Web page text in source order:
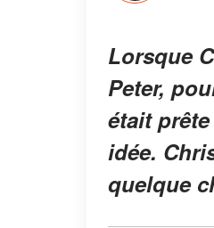
Lorsque
Peter,
était
idée.
quelque